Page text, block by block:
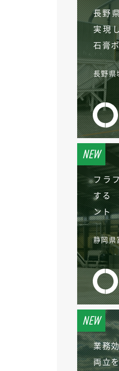
長野
実現
石膏
長野県
フラ
する
ント
静岡県
業務
両立